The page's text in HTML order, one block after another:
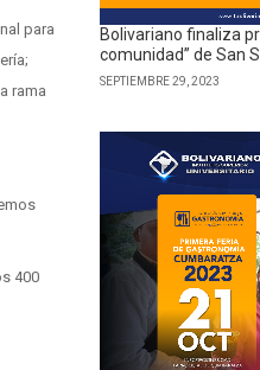
para
rama
400
Bolivariano finaliza
comunidad” de San
SEPTIEMBRE 29, 2023